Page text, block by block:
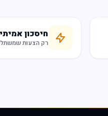
חיסכון אמיתי
רק הצעות